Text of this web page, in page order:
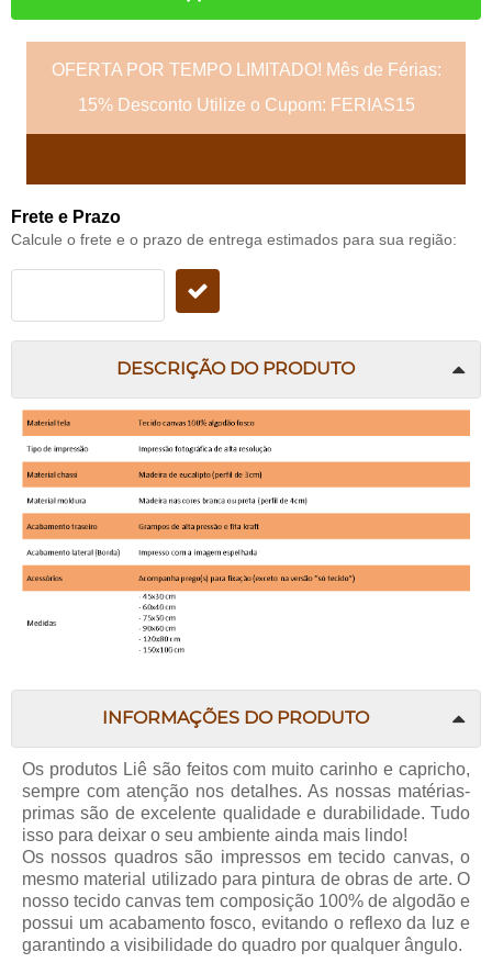
OFERTA POR TEMPO LIMITADO! Mês de Férias:
15% Desconto Utilize o Cupom: FERIAS15
Frete e Prazo
Calcule o frete e o prazo de entrega estimados para sua região:
DESCRIÇÃO DO PRODUTO
INFORMAÇÕES DO PRODUTO
Os produtos Liê são feitos com muito carinho e capricho,
sempre com atenção nos detalhes. As nossas matérias-
primas são de excelente qualidade e durabilidade. Tudo
isso para deixar o seu ambiente ainda mais lindo!
Os nossos quadros são impressos em tecido canvas, o
mesmo material utilizado para pintura de obras de arte. O
nosso tecido canvas tem composição 100% de algodão e
possui um acabamento fosco, evitando o reflexo da luz e
garantindo a visibilidade do quadro por qualquer ângulo.